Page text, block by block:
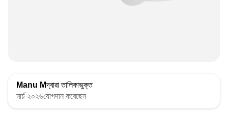
Manu Mদ্বারা তালিকাভুক্ত
মার্চ ২০২৬যোগদান করেছেন